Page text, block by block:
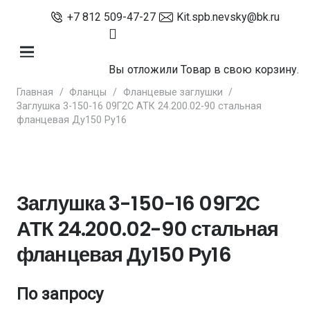
+7 812 509-47-27 Kit.spb.nevsky@bk.ru
Вы отложилиТовар в свою корзину.
Главная / Фланцы / Фланцевые заглушки /
Заглушка 3-150-16 09Г2С АТК 24.200.02-90 стальная
фланцевая Ду150 Ру16
Заглушка 3-150-16 09Г2С
АТК 24.200.02-90 стальная
фланцевая Ду150 Ру16
По запросу